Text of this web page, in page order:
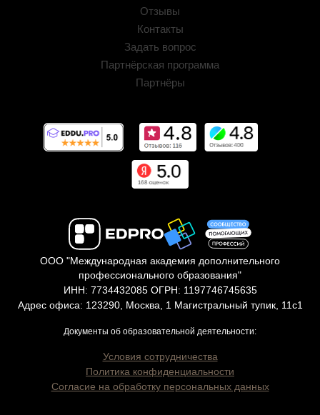
Отзывы
Контакты
Задать вопрос
Партнёрская программа
Партнёры
ООО "Международная академия дополнительного
профессионального образования"
ИНН: 7734432085 ОГРН: 1197746745635
Адрес офиса: 123290, Москва, 1 Магистральный тупик, 11с1
Документы об образовательной деятельности:
Условия сотрудничества
Политика конфиденциальности
Согласие на обработку персональных данных